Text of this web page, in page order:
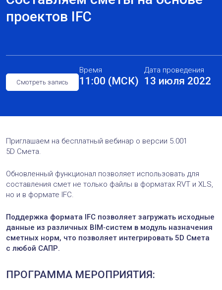
проектов IFC
Дата проведения
13 июля 2022
Время
11:00 (МСК)
Смотреть запись
Приглашаем на бесплатный вебинар о версии 5.001
5D Смета.
Обновленный функционал позволяет использовать для
составления смет не только файлы в форматах RVT и XLS,
но и в формате IFC.
Поддержка формата IFC позволяет загружать исходные
данные из различных BIM‑систем в модуль назначения
сметных норм, что позволяет интегрировать 5D Смета
с любой САПР.
ПРОГРАММА МЕРОПРИЯТИЯ: